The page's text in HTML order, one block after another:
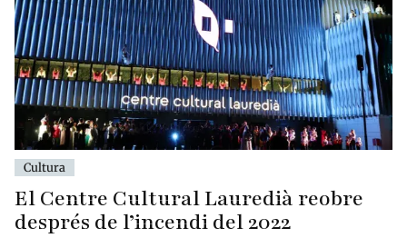
Cultura
El Centre Cultural Lauredià reobre
després de l’incendi del 2022